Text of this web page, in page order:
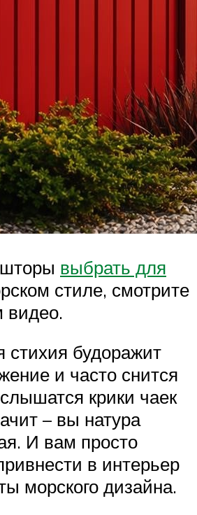
выбрать для
стиле, смотрите
стихия будоражит
и часто снится
крики чаек
– вы натура
И вам просто
в интерьер
морского дизайна.